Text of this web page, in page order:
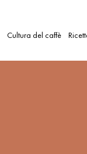
Cultura del caffè